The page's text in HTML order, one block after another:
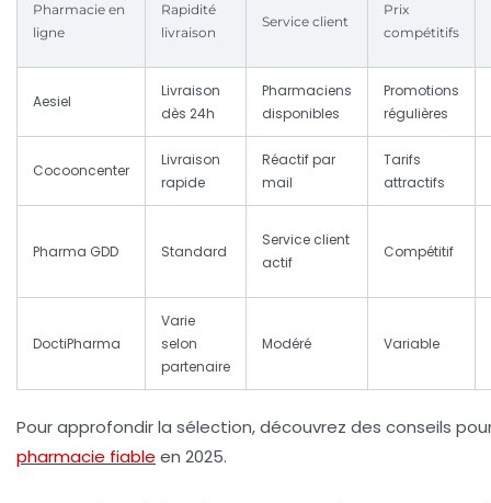
Pharmacie en
ligne
Rapidité
livraison
Service client
Prix
compétitifs
Aesiel
Livraison
dès 24h
Pharmaciens
disponibles
Promotions
régulières
Cocooncenter
Livraison
rapide
Réactif par
mail
Tarifs
attractifs
Pharma GDD Standard
Service client
actif
Compétitif
DoctiPharma
Varie
selon
partenaire
Modéré Variable
Pour approfondir la sélection, découvrez des conseils
pharmacie fiable en 2025.